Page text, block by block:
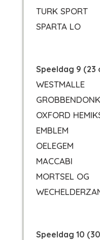
TURK SPORT
SPARTA LO
Speeldag 9 (23
WESTMALLE
GROBBENDONK
OXFORD
EMBLEM
OELEGEM
MACCABI
MORTSEL OG
Speeldag 10